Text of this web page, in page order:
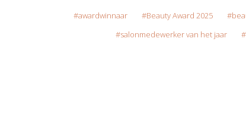
awardwinnaar Beauty Award 2025
salonmedewerker van het jaar